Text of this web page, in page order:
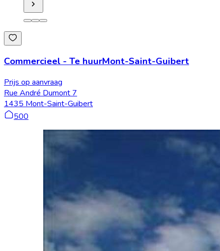
Commercieel - Te huurMont-Saint-Guibert
Prijs op aanvraag
Rue André Dumont 7
1435 Mont-Saint-Guibert
500